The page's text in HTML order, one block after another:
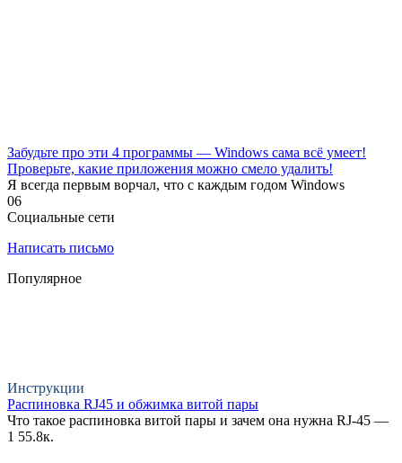
Забудьте про эти 4 программы — Windows сама всё умеет!
Проверьте, какие приложения можно смело удалить!
Я всегда первым ворчал, что с каждым годом Windows
06
Социальные сети
Написать письмо
Популярное
Инструкции
Распиновка RJ45 и обжимка витой пары
Что такое распиновка витой пары и зачем она нужна RJ-45 —
1 55.8к.